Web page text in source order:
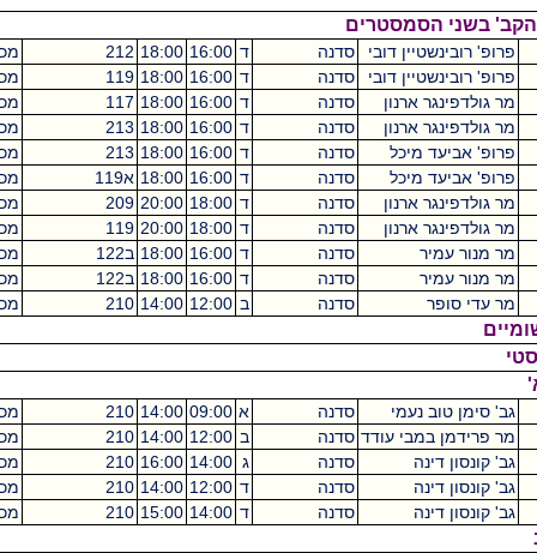
הסמסטרים
רובינשטיין דובי סדנה 16:00
18:00
212
2
רובינשטיין דובי
סדנה 16:00
18:00
119
2
ארנון
סדנה 16:00
18:00
117
2
ארנון
סדנה 16:00
18:00
213
2
אביעד מיכל
סדנה 16:00
18:00
213
2
אביעד מיכל
סדנה 16:00
18:00 א119
2
ארנון
סדנה 18:00
20:00
209
2
ארנון
סדנה 18:00
20:00
119
2
עמיר
16:00
18:00 ב122
2
עמיר
16:00
18:00 ב122
2
סופר
12:00
14:00
210
2
טוב נעמי סדנה 09:00
14:00
210
5
במבי עודד סדנה 12:00
14:00
210
2
דינה
14:00
16:00
210
2
דינה
12:00
14:00
210
2
דינה
14:00
15:00
210
1